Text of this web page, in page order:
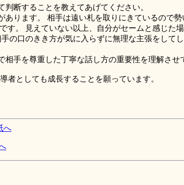
断することを教えてあげてください。
ります。 相手は遠い札を取りにきているので勢
。 見えていない以上、自分がセームと感じた
口のきき方が気に入らずに無理な主張をして
手を尊重した丁寧な話し方の重要性を理解させ
としても成長することを願っています。
へ